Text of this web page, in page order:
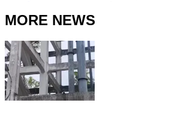
MORE NEWS